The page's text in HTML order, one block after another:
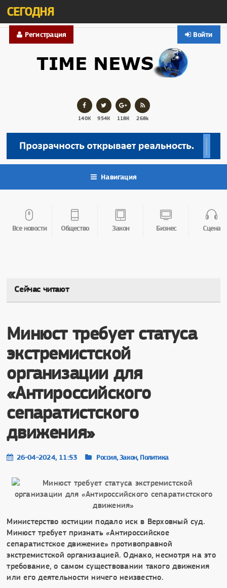
СЕГОДНЯ
Войти
Регистрация
140К 954К 118К 268k
Навигация
Все новости Общество Закон Бизнес Сцена
Сейчас читают
Минюст требует статуса
экстремистской
организации для
«Антироссийского
сепаратистского
движения»
26-04-2024, 11:53 Россия, Закон, Политика
Министерство юстиции подало иск в Верховный суд.
Минюст требует признать «Антироссийское
сепаратистское движение» противоправной
экстремистской организацией. Однако, несмотря на это
требование, о самом существовании такого движения
или его деятельности ничего неизвестно.